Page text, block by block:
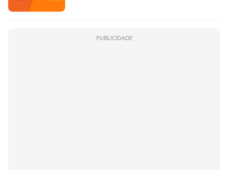
PUBLICIDADE